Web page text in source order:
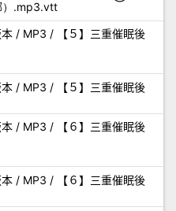
）.mp3.vtt
/ MP3 / 【５】三重催眠後
/ MP3 / 【５】三重催眠後
/ MP3 / 【６】三重催眠後
/ MP3 / 【６】三重催眠後